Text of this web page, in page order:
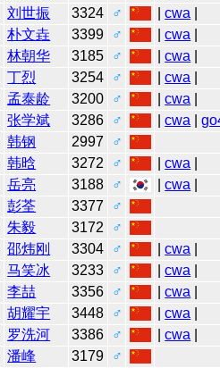
刘世振 3324 ♂ |cwa
朴文垚 3399 ♂ |cwa
林朝华 3185 ♂ |cwa
丁烈 3254 ♂ |cwa
孟泰龄 3200 ♂ |cwa
张学斌 3286 ♂ |cwa |
韩钢 2997
♂
韩晗 3272 ♂ |cwa
岳亮 3188 ♂ |cwa
彭荃 3377
♂
朱毅 3172
♂
邵炜刚 3304 ♂ |cwa
马笑冰 3233 ♂ |cwa
李喆 3356 ♂ |cwa
胡耀宇 3448 ♂ |cwa
罗洗河 3386 ♂ |cwa
潘峰 3179
♂